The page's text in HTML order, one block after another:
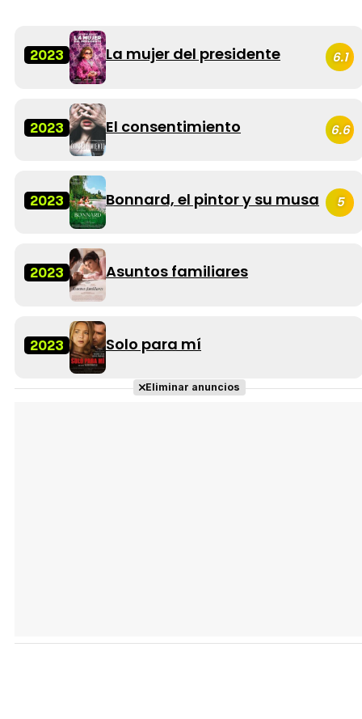
2023 La mujer del presidente 6.1
2023 El consentimiento 6.6
2023 Bonnard, el pintor y su musa 5
2023 Asuntos familiares
2023 Solo para mí
Eliminar anuncios